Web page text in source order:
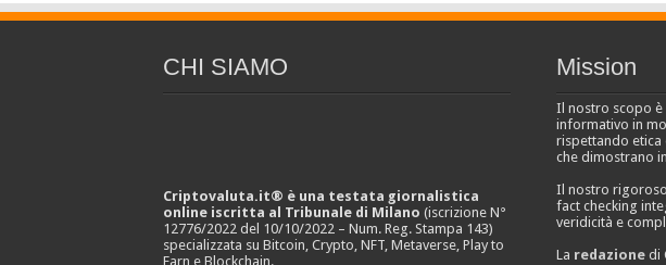
CHI SIAMO
Criptovaluta.it® è una testata giornalistica
online iscritta al Tribunale di Milano (iscrizione N°
12776/2022 del 10/10/2022 – Num. Reg. Stampa 143)
specializzata su Bitcoin, Crypto, NFT, Metaverse, Play to
Earn e Blockchain.
Mission
Il nostro scopo
informativo in
rispettando
che dimostrano
Il nostro
fact checking
veridicità e
La redazionedi